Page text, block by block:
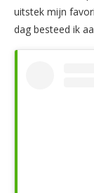
uitstek mijn
dag besteed ik